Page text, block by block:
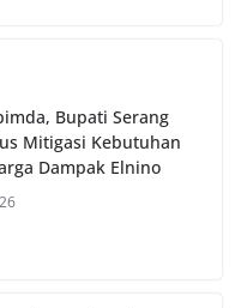
Bupati Serang
Mitigasi Kebutuhan
Dampak Elnino